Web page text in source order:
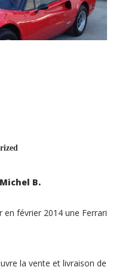
B.
en février 2014 une Ferrari
la vente et livraison de